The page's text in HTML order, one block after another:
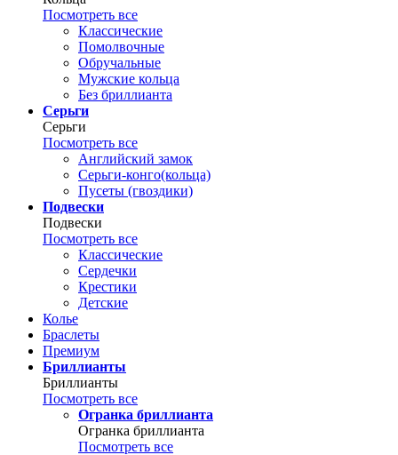
Посмотреть все
Классические
Помолвочные
Обручальные
Мужские кольца
Без бриллианта
Серьги
Серьги
Посмотреть все
Английский замок
Серьги-конго(кольца)
Пусеты (гвоздики)
Подвески
Подвески
Посмотреть все
Классические
Сердечки
Крестики
Детские
Колье
Браслеты
Премиум
Бриллианты
Бриллианты
Посмотреть все
Огранка бриллианта
Огранка бриллианта
Посмотреть все